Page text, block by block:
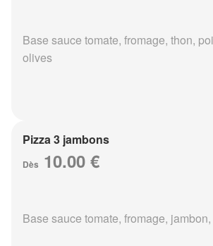
Base sauce tomate, fromage, thon,
olives
Pizza 3 jambons
Dès 10.00 €
Base sauce tomate, fromage,